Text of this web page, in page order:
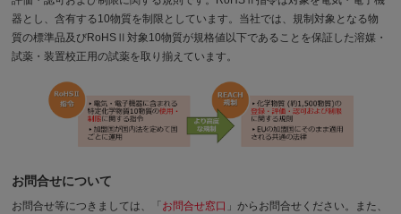
器とし、含有する10物質を制限としています。当社では、規制対象となる物
質の標準品及びRoHSⅡ対象10物質が規格値以下であることを保証した溶媒・
試薬・装置校正用の試薬を取り揃えています。
お問合せについて
お問合せ等につきましては、「お問合せ窓口 」からお問合せください。
また、